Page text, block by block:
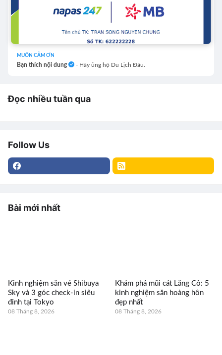
MUỐN CẢM ƠN
Bạn thích nội dung - Hãy ủng hộ Du Lịch Đâu.
Đọc nhiều tuần qua
Follow Us
Bài mới nhất
Kinh nghiệm săn vé Shibuya
Sky và 3 góc check-in siêu
đỉnh tại Tokyo
08 Tháng 8, 2026
Khám phá mũi cát Lăng Cô: 5
kinh nghiệm săn hoàng hôn
đẹp nhất
08 Tháng 8, 2026